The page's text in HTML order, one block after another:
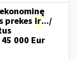
prekes ir.../
000 Eur